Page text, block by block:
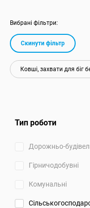
Вибрані фільтри:
Скинути фільтр
Ковші, захвати для біг
Тип роботи
Дорожньо-
Гірничодобувні
Комунальні